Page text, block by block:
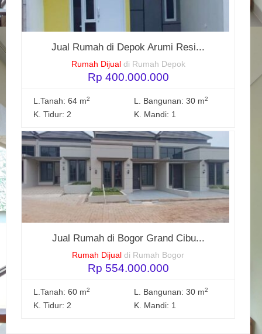
Jual Rumah di Depok Arumi Resi...
Rumah Dijual di Rumah Depok
Rp 400.000.000
L.Tanah: 64 m2 L. Bangunan: 30 m2
K. Tidur: 2 K. Mandi: 1
Jual Rumah di Bogor Grand Cibu...
Rumah Dijual di Rumah Bogor
Rp 554.000.000
L.Tanah: 60 m2 L. Bangunan: 30 m2
K. Tidur: 2 K. Mandi: 1